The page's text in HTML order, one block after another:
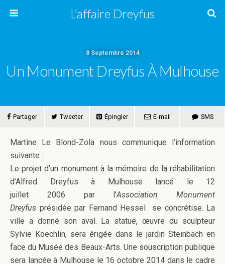
L'affaire Dreyfus
8 Septembre 2014
Un Monument Dreyfus À Mulhouse
Partager Tweeter Épingler E-mail SMS
Martine Le Blond-Zola nous communique l’information
suivante :
Le projet d’un monument à la mémoire de la réhabilitation
d’Alfred Dreyfus à Mulhouse lancé le 12
juillet 2006 par l’Association Monument
Dreyfus présidée par Fernand Hessel se concrétise. La
ville a donné son aval. La statue, œuvre du sculpteur
Sylvie Koechlin, sera érigée dans le jardin Steinbach en
face du Musée des Beaux-Arts. Une souscription publique
sera lancée à Mulhouse le 16 octobre 2014 dans le cadre